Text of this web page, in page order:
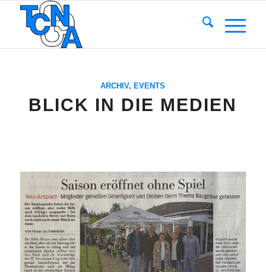
ARCHIV, EVENTS
BLICK IN DIE MEDIEN